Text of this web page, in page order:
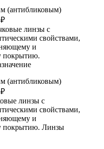
(антибликовым)
линзы с
свойствами,
и
покрытию.
(антибликовым)
линзы с
свойствами,
и
покрытию. Линзы